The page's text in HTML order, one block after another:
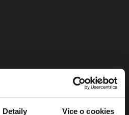
Detaily Více o cookies